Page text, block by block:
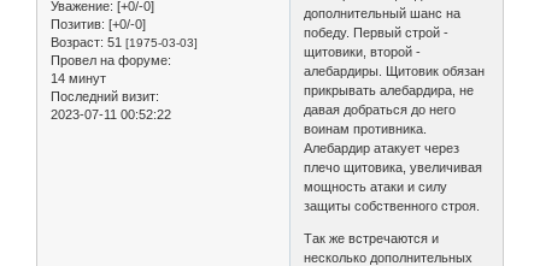
Уважение: [+0/-0]
Позитив: [+0/-0]
Возраст: 51 [1975-03-03]
Провел на форуме:
14 минут
Последний визит:
2023-07-11 00:52:22
дополнительный шанс на
победу. Первый строй -
щитовики, второй -
алебардиры. Щитовик обязан
прикрывать алебардира, не
давая добраться до него
воинам противника.
Алебардир атакует через
плечо щитовика, увеличивая
мощность атаки и силу
защиты собственного строя.
Так же встречаются и
несколько дополнительных